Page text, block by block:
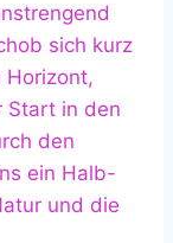
sich kurz
Horizont,
Start in den
den
ein Halb-
und die